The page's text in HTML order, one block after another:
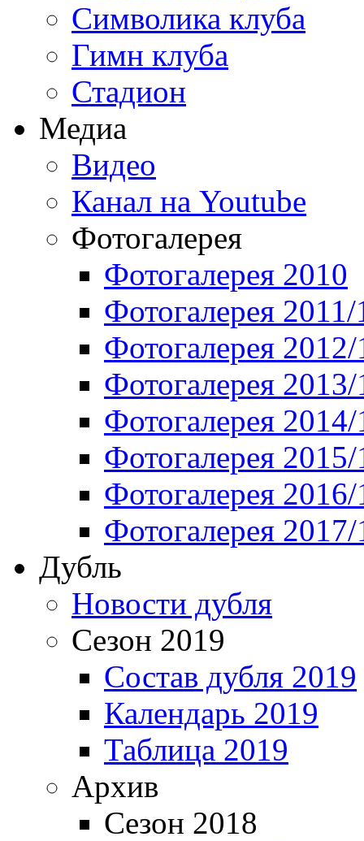
Символика клуба
Гимн клуба
Стадион
Медиа
Видео
Канал на Youtube
Фотогалерея
Фотогалерея 2010
Фотогалерея 2011/
Фотогалерея
Фотогалерея
Фотогалерея
Фотогалерея
Фотогалерея
Фотогалерея
Дубль
Новости дубля
Сезон 2019
Состав дубля 2019
Календарь 2019
Таблица 2019
Архив
Сезон 2018